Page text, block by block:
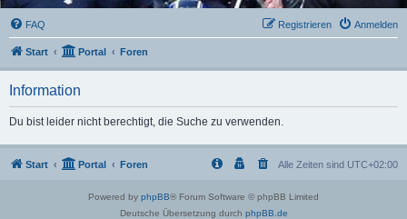
FAQ Anmelden
Registrieren
Start Portal Foren
Information
Du bist leider nicht berechtigt, die Suche zu verwenden.
Start Portal Foren Alle Zeiten sind UTC+02:00
Powered by phpBB® Forum Software © phpBB Limited
Deutsche Übersetzung durch phpBB.de